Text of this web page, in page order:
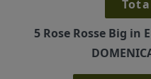
5 Rose Rosse Big in